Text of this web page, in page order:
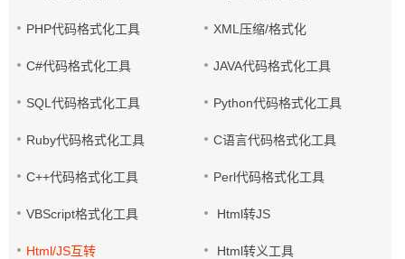
PHP代码格式化工具 XML压缩/格式化
C#代码格式化工具 JAVA代码格式化工具
SQL代码格式化工具 Python代码格式化工具
Ruby代码格式化工具 C语言代码格式化工具
C++代码格式化工具 Perl代码格式化工具
VBScript格式化工具 Html转JS
Html/JS互转 Html转义工具